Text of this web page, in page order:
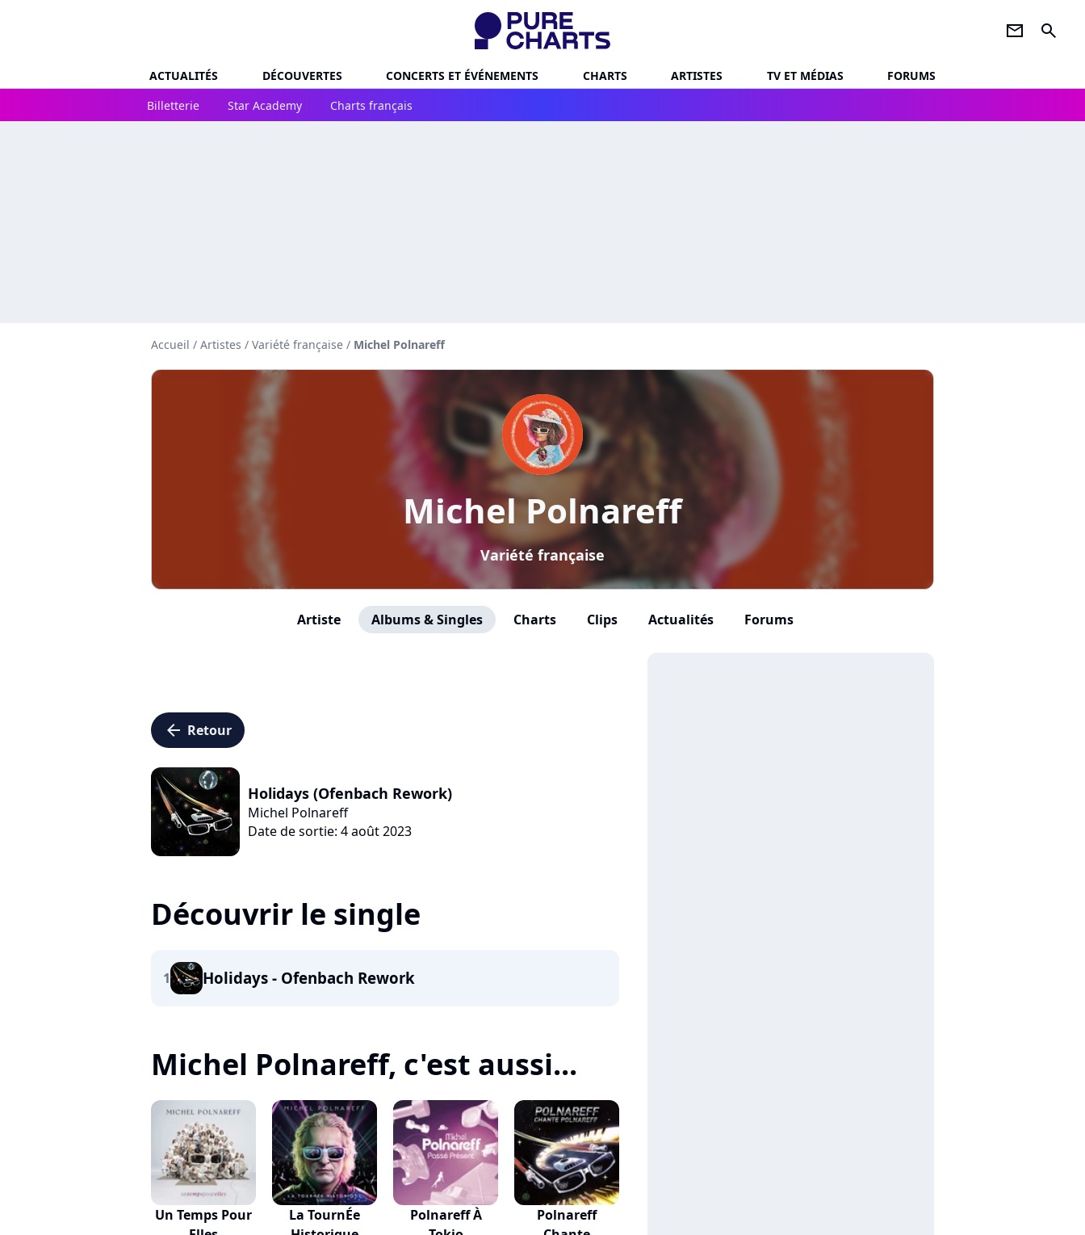
newsletter search
ACTUALITÉS DÉCOUVERTES CONCERTS ET ÉVÉNEMENTS CHARTS ARTISTES TV ET MÉDIAS
FORUMS
Billetterie
Star Academy Charts français
Accueil / Artistes / Variété française / Michel Polnareff
Michel Polnareff
Variété française
Artiste Albums & Singles Charts Clips Actualités Forums
arrow_left Retour
Holidays (Ofenbach Rework)
Michel Polnareff
Date de sortie: 4 août 2023
Découvrir le single
1 Holidays - Ofenbach Rework
Michel Polnareff, c'est aussi...
Un Temps Pour
La TournÉe
Polnareff À
Polnareff